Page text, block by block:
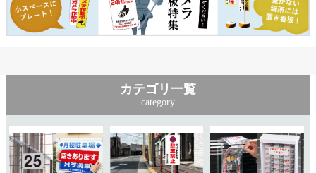
カテゴリ一覧
category